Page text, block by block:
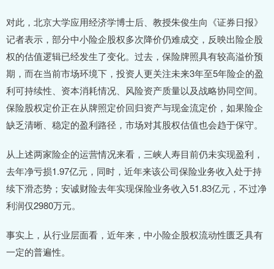
对此，北京大学应用经济学博士后、教授朱俊生向《证券日报》
记者表示，部分中小险企股权多次降价仍难成交，反映出险企股
权的估值逻辑已经发生了变化。过去，保险牌照具有较高溢价预
期，而在当前市场环境下，投资人更关注未来3年至5年险企的盈
利可持续性、资本消耗情况、风险资产质量以及战略协同空间。
保险股权定价正在从牌照定价回归资产与现金流定价，如果险企
缺乏清晰、稳定的盈利路径，市场对其股权估值也会趋于保守。
从上述两家险企的运营情况来看，三峡人寿目前仍未实现盈利，
去年净亏损1.97亿元，同时，近年来该公司保险业务收入处于持
续下滑态势；安诚财险去年实现保险业务收入51.83亿元，不过净
利润仅2980万元。
事实上，从行业层面看，近年来，中小险企股权流动性匮乏具有
一定的普遍性。